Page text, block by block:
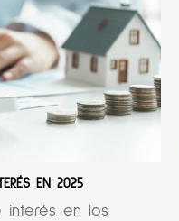
EN 2025
interés en los